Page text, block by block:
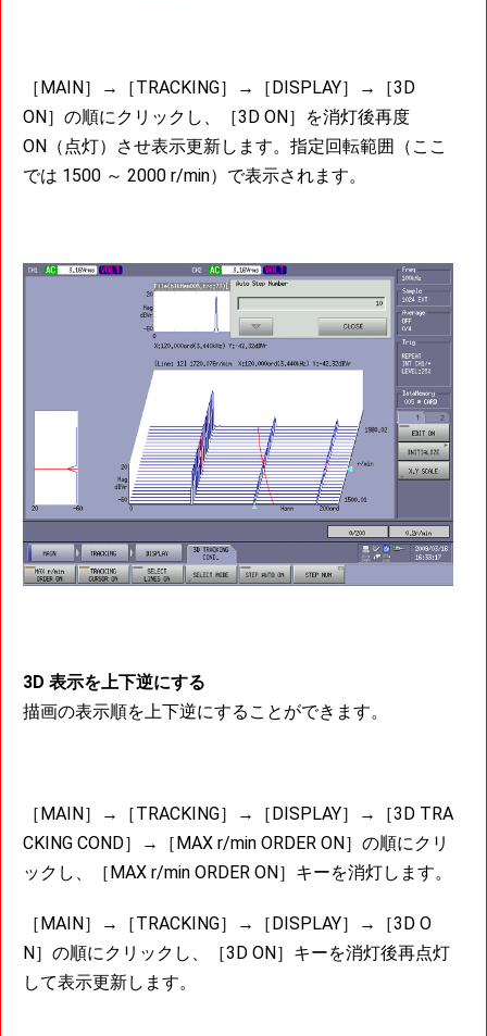
［MAIN］→［TRACKING］→［DISPLAY］→［3D
ON］の順にクリックし、［3D ON］を消灯後再度
ON（点灯）させ表示更新します。指定回転範囲（ここ
では 1500 ～ 2000 r/min）で表示されます。
3D 表示を上下逆にする
描画の表示順を上下逆にすることができます。
［MAIN］→［TRACKING］→［DISPLAY］→［3D TRA
CKING COND］→［MAX r/min ORDER ON］の順にクリ
ックし、［MAX r/min ORDER ON］キーを消灯します。
［MAIN］→［TRACKING］→［DISPLAY］→［3D O
N］の順にクリックし、［3D ON］キーを消灯後再点灯
して表示更新します。